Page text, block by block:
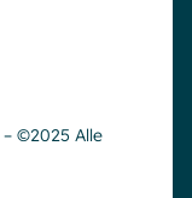
– ©2025 Alle